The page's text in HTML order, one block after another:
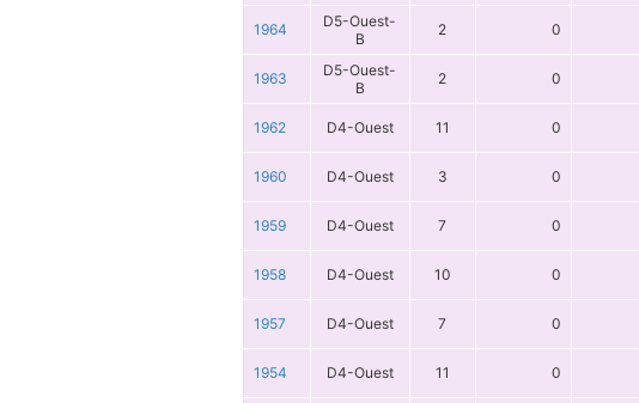
1964
D5-Ouest-
B
2 0
1963
D5-Ouest-
B
2 0
1962 D4-Ouest 11 0
1960 D4-Ouest 3 0
1959 D4-Ouest 7 0
1958 D4-Ouest 10 0
1957 D4-Ouest 7 0
1954 D4-Ouest 11 0